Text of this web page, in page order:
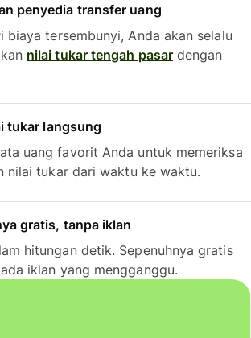
penyedia transfer uang
biaya tersembunyi, Anda akan selalu
nilai tukar tengah pasardengan
tukar langsung
uang favorit Anda untuk memeriksa
nilai tukar dari waktu ke waktu.
gratis, tanpa iklan
hitungan detik. Sepenuhnya gratis
iklan yang mengganggu.